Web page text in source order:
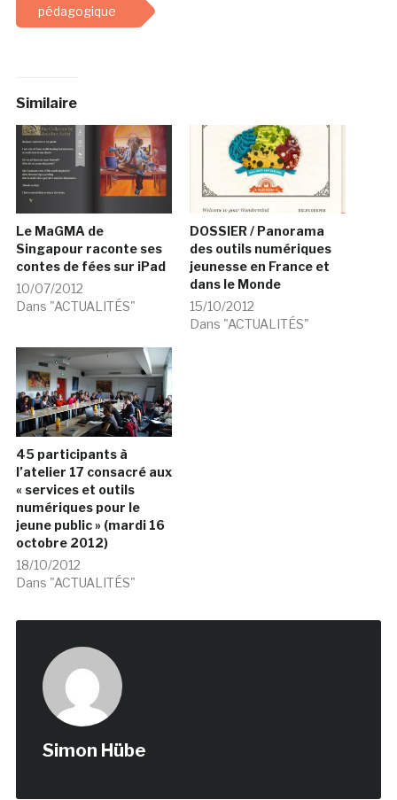
pédagogique
Similaire
Le MaGMA de
Singapour raconte ses
contes de fées sur iPad
10/07/2012
Dans "ACTUALITÉS"
DOSSIER / Panorama
des outils numériques
jeunesse en France et
dans le Monde
15/10/2012
Dans "ACTUALITÉS"
45 participants à
l’atelier 17 consacré aux
« services et outils
numériques pour le
jeune public » (mardi 16
octobre 2012)
18/10/2012
Dans "ACTUALITÉS"
Simon Hübe